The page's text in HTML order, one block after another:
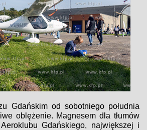
Gdańskim od sobotniego południa
oblężenie. Magnesem dla tłumów
Gdańskiego, największej i